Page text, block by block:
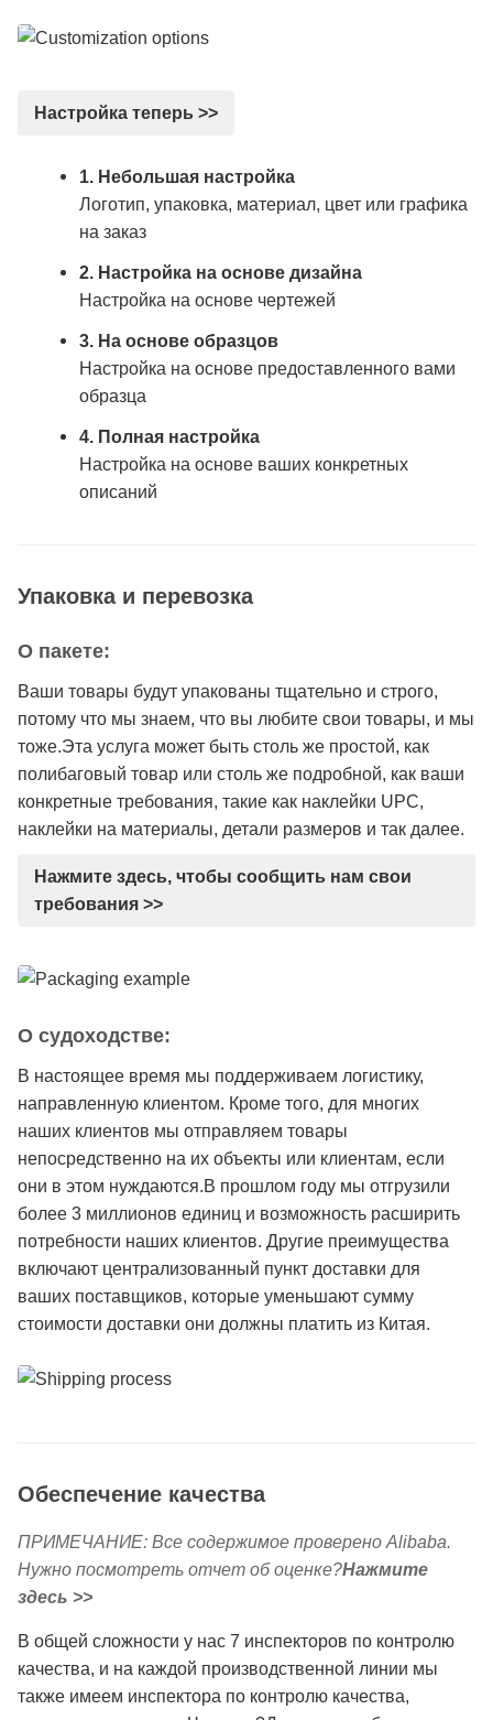
Настройка теперь >>
1. Небольшая настройка
Логотип, упаковка, материал, цвет или графика
на заказ
2. Настройка на основе дизайна
Настройка на основе чертежей
3. На основе образцов
Настройка на основе предоставленного вами
образца
4. Полная настройка
Настройка на основе ваших конкретных
описаний
Упаковка и перевозка
О пакете:
Ваши товары будут упакованы тщательно и строго,
потому что мы знаем, что вы любите свои товары, и мы
тоже.Эта услуга может быть столь же простой, как
полибаговый товар или столь же подробной, как ваши
конкретные требования, такие как наклейки UPC,
наклейки на материалы, детали размеров и так далее.
Нажмите здесь, чтобы сообщить нам свои
требования >>
О судоходстве:
В настоящее время мы поддерживаем логистику,
направленную клиентом. Кроме того, для многих
наших клиентов мы отправляем товары
непосредственно на их объекты или клиентам, если
они в этом нуждаются.В прошлом году мы отгрузили
более 3 миллионов единиц и возможность расширить
потребности наших клиентов. Другие преимущества
включают централизованный пункт доставки для
ваших поставщиков, которые уменьшают сумму
стоимости доставки они должны платить из Китая.
Обеспечение качества
ПРИМЕЧАНИЕ: Все содержимое проверено Alibaba.
Нужно посмотреть отчет об оценке?Нажмите
здесь >>
В общей сложности у нас 7 инспекторов по контролю
качества, и на каждой производственной линии мы
также имеем инспектора по контролю качества,